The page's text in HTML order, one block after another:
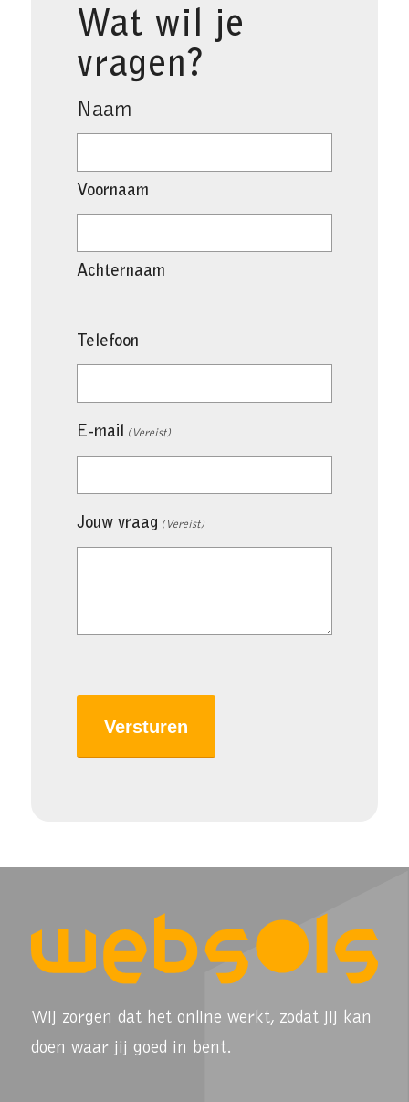
Wat wil je
vragen?
Naam
Voornaam
Achternaam
Telefoon
E-mail (Vereist)
Jouw vraag (Vereist)
Wij zorgen dat het online werkt, zodat jij kan
doen waar jij goed in bent.